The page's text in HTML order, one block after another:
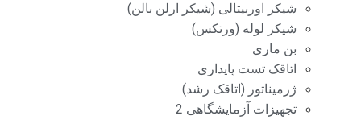
شیکر اوربیتالی (شیکر ارلن بالن)
شیکر لوله (ورتکس)
بن ماری
اتاقک تست پایداری
ژرمیناتور (اتاقک رشد)
تجهیزات آزمایشگاهی 2